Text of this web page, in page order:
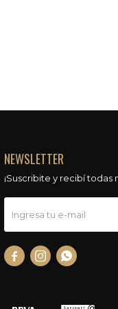
NEWSLETTER
¡Suscribite y recibí todas
  